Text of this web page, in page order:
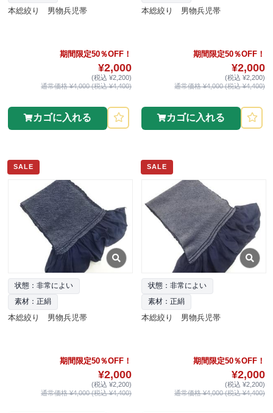
本総絞り 男物兵児帯
期間限定50％OFF！
¥2,000
(税込 ¥2,200)
通常価格 ¥4,000 (税込 ¥4,400)
カゴに入れる
本総絞り 男物兵児帯
期間限定50％OFF！
¥2,000
(税込 ¥2,200)
通常価格 ¥4,000 (税込 ¥4,400)
カゴに入れる
SALE
状態：非常によい
素材：正絹
本総絞り 男物兵児帯
期間限定50％OFF！
¥2,000
(税込 ¥2,200)
通常価格 ¥4,000 (税込 ¥4,400)
SALE
状態：非常によい
素材：正絹
本総絞り 男物兵児帯
期間限定50％OFF！
¥2,000
(税込 ¥2,200)
通常価格 ¥4,000 (税込 ¥4,400)